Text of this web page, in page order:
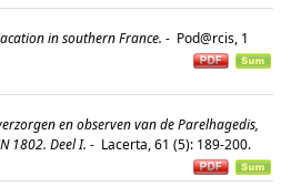
in southern France. - Pod@rcis, 1
en observen van de Parelhagedis,
1802. Deel I. - Lacerta, 61 (5): 189-200.